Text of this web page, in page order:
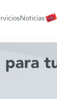
Noticias